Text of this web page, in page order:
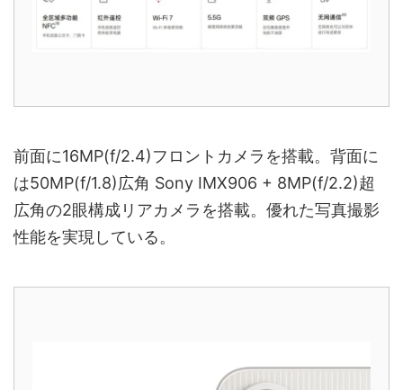
前面に16MP(f/2.4)フロントカメラを搭載。背面に
は50MP(f/1.8)広角 Sony IMX906 + 8MP(f/2.2)超
広角の2眼構成リアカメラを搭載。優れた写真撮影
性能を実現している。